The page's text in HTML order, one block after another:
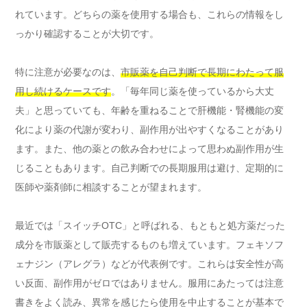
れています。どちらの薬を使用する場合も、これらの情報をし
っかり確認することが大切です。
特に注意が必要なのは、 市販薬を自己判断で長期にわたって服
用し続けるケースです。「毎年同じ薬を使っているから大丈
夫」と思っていても、年齢を重ねることで肝機能・腎機能の変
化により薬の代謝が変わり、副作用が出やすくなることがあり
ます。また、他の薬との飲み合わせによって思わぬ副作用が生
じることもあります。自己判断での長期服用は避け、定期的に
医師や薬剤師に相談することが望まれます。
最近では「スイッチOTC」と呼ばれる、もともと処方薬だった
成分を市販薬として販売するものも増えています。フェキソフ
ェナジン（アレグラ）などが代表例です。これらは安全性が高
い反面、副作用がゼロではありません。服用にあたっては注意
書きをよく読み、異常を感じたら使用を中止することが基本で